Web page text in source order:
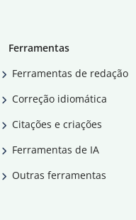
Ferramentas
Ferramentas de redação
Correção idiomática
Citações e criações
Ferramentas de IA
Outras ferramentas